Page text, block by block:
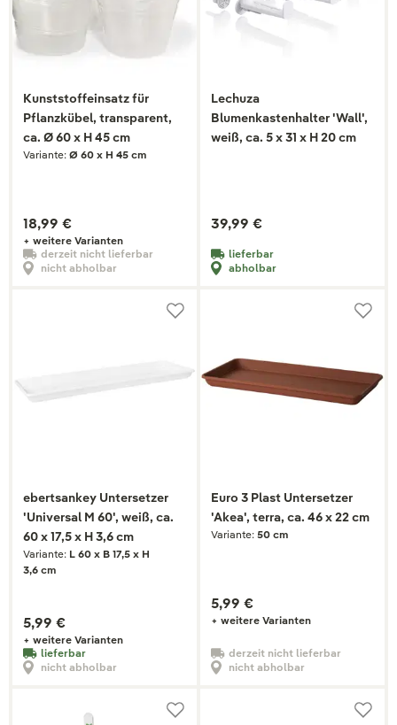
Kunststoffeinsatz für
Pflanzkübel, transparent,
ca. Ø 60 x H 45 cm
Variante: Ø 60 x H 45 cm
18,99 €
+ weitere Varianten
derzeit nicht lieferbar
nicht abholbar
Lechuza
Blumenkastenhalter 'Wall',
weiß, ca. 5 x 31 x H 20 cm
39,99 €
lieferbar
abholbar
ebertsankey Untersetzer
'Universal M 60', weiß, ca.
60 x 17,5 x H 3,6 cm
Variante: L 60 x B 17,5 x H
3,6 cm
5,99 €
+ weitere Varianten
lieferbar
nicht abholbar
Euro 3 Plast Untersetzer
'Akea', terra, ca. 46 x 22 cm
Variante: 50 cm
5,99 €
+ weitere Varianten
derzeit nicht lieferbar
nicht abholbar